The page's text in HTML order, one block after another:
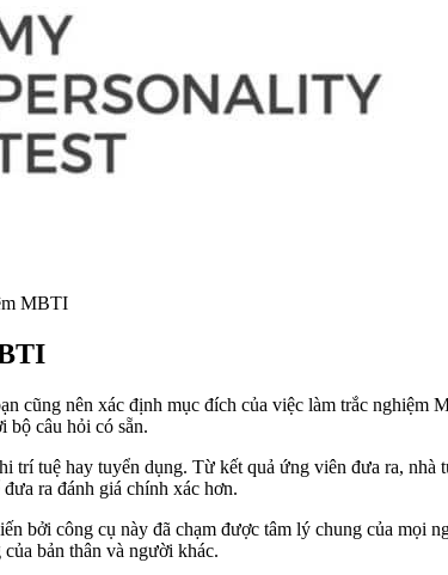
MBTI
cũng nên xác định mục đích của việc làm trắc
bộ câu hỏi có sẵn.
trí tuệ hay tuyển dụng. Từ kết quả ứng viên đưa ra,
ra đánh giá chính xác hơn.
bởi công cụ này đã chạm được tâm lý chung của
bản thân và người khác.